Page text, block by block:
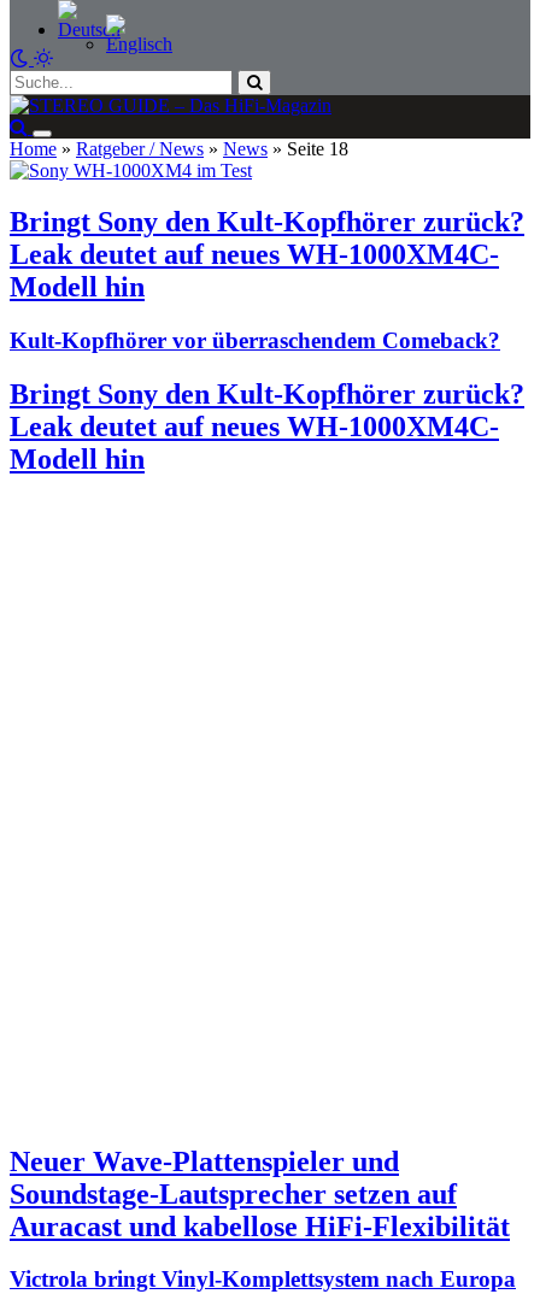
Home » Ratgeber / News » News » Seite 18
Bringt Sony den Kult-Kopfhörer zurück?
Leak deutet auf neues WH-1000XM4C-
Modell hin
Kult-Kopfhörer vor überraschendem Comeback?
Bringt Sony den Kult-Kopfhörer zurück?
Leak deutet auf neues WH-1000XM4C-
Modell hin
Neuer Wave-Plattenspieler und
Soundstage-Lautsprecher setzen auf
Auracast und kabellose HiFi-Flexibilität
Victrola bringt Vinyl-Komplettsystem nach Europa